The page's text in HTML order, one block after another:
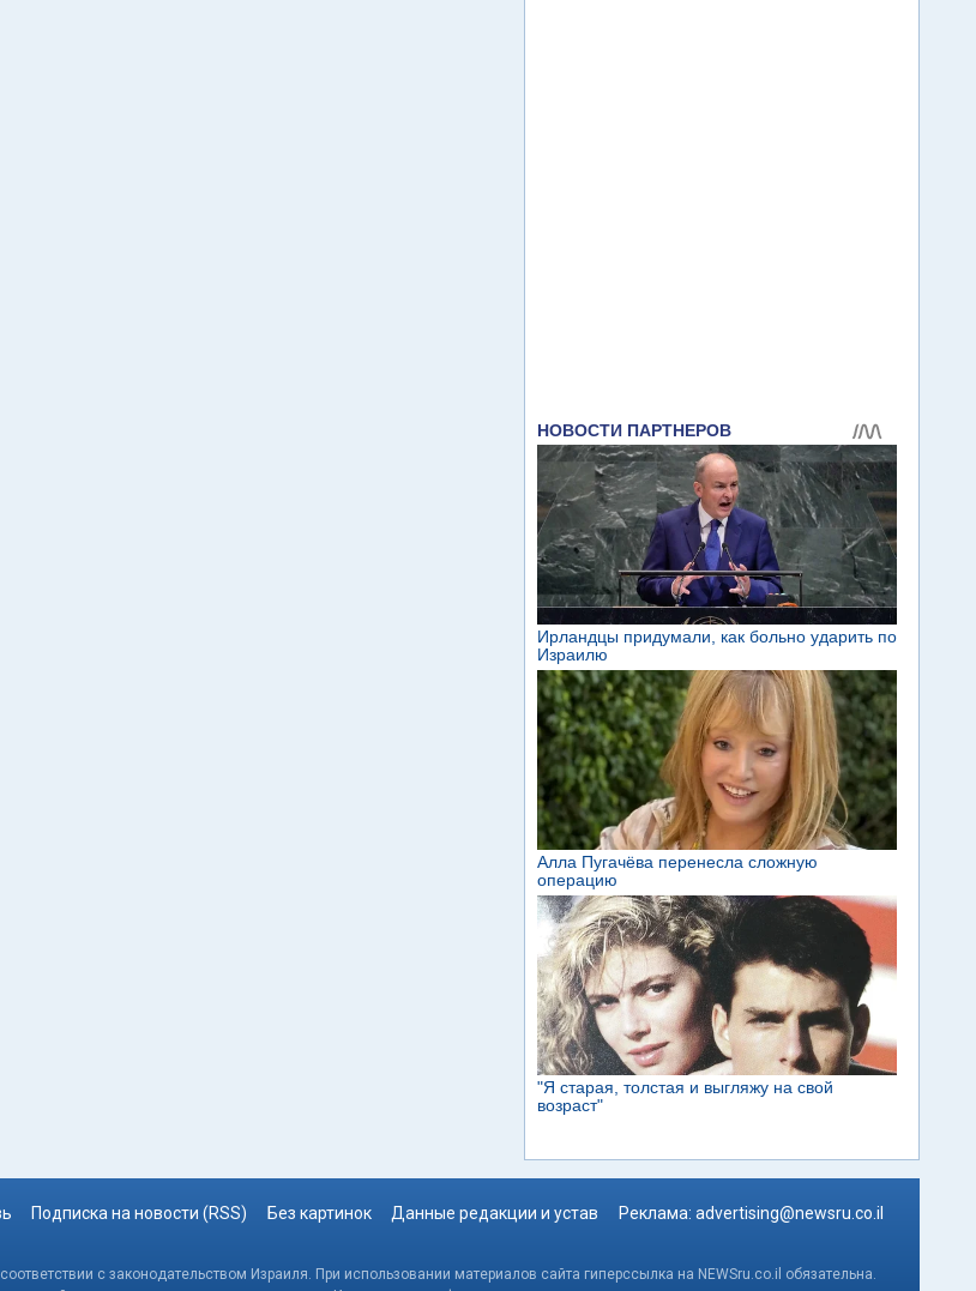
Подписка на новости (RSS) Без картинок Данные редакции и устав Реклама: advertising@newsru.co.il
с законодательством Израиля. При использовании материалов сайта гиперссылка на NEWSru.co.il обязательна.